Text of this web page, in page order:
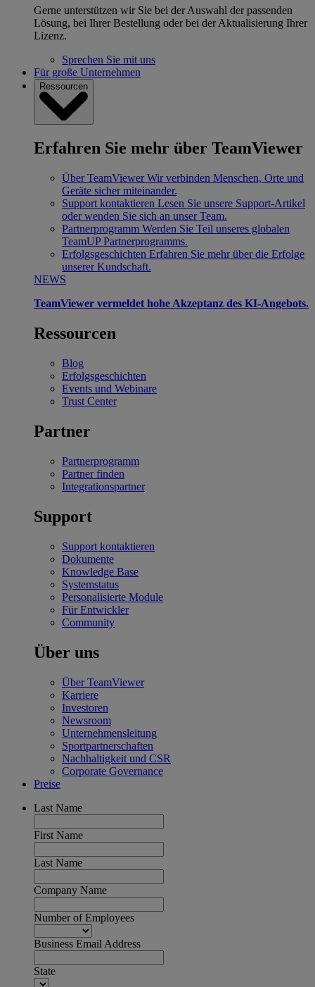
Gerne unterstützen wir Sie bei der Auswahl der passenden
Lösung, bei Ihrer Bestellung oder bei der Aktualisierung Ihrer
Lizenz.
Sprechen Sie mit uns
Für große Unternehmen
Ressourcen
Erfahren Sie mehr über TeamViewer
Über TeamViewer Wir verbinden Menschen, Orte und
Geräte sicher miteinander.
Support kontaktieren Lesen Sie unsere Support-Artikel
oder wenden Sie sich an unser Team.
Partnerprogramm Werden Sie Teil unseres globalen
TeamUP Partnerprogramms.
Erfolgsgeschichten Erfahren Sie mehr über die Erfolge
unserer Kundschaft.
NEWS
TeamViewer vermeldet hohe Akzeptanz des KI-Angebots.
Ressourcen
Blog
Erfolgsgeschichten
Events und Webinare
Trust Center
Partner
Partnerprogramm
Partner finden
Integrationspartner
Support
Support kontaktieren
Dokumente
Knowledge Base
Systemstatus
Personalisierte Module
Für Entwickler
Community
Über uns
Über TeamViewer
Karriere
Investoren
Newsroom
Unternehmensleitung
Sportpartnerschaften
Nachhaltigkeit und CSR
Corporate Governance
Preise
Last Name
First Name
Last Name
Company Name
Number of Employees
Business Email Address
State